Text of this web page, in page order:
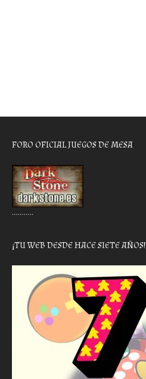
FORO OFICIAL JUEGOS DE MESA
………..
¡TU WEB DESDE HACE SIETE AÑOS!